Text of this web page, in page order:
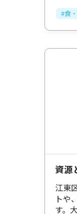
#食
資源
江東
トや
す。